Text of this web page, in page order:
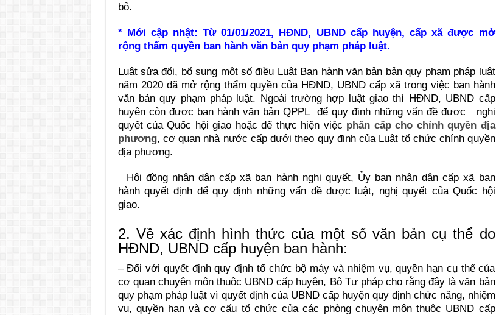
bỏ.
* Mới cập nhật: Từ 01/01/2021, HĐND, UBND cấp huyện, cấp xã được mở
rộng thẩm quyền ban hành văn bản quy phạm pháp luật.
Luật sửa đổi, bổ sung một số điều Luật Ban hành văn bản bản quy phạm pháp luật
năm 2020 đã mở rộng thẩm quyền của HĐND, UBND cấp xã trong việc ban hành
văn bản quy phạm pháp luật. Ngoài trường hợp luật giao thì HĐND, UBND cấp
huyện còn được ban hành văn bản QPPL
để quy định những vấn đề được nghị
quyết của Quốc hội giao hoặc để thực hiện việc phân cấp cho chính quyền địa
phương, cơ quan nhà nước cấp dưới theo quy định của Luật tổ chức chính quyền
địa phương.
Hội đồng nhân dân cấp xã ban hành nghị quyết, Ủy ban nhân dân cấp xã ban
hành quyết định để quy định những vấn đề được luật, nghị quyết của Quốc hội
giao.
2. Về xác định hình thức của một số văn bản cụ thể do
HĐND, UBND cấp huyện ban hành:
– Đối với quyết định quy định tổ chức bộ máy và nhiệm vụ, quyền hạn cụ thể của
cơ quan chuyên môn thuộc UBND cấp huyện, Bộ Tư pháp cho rằng đây là văn bản
quy phạm pháp luật vì quyết định của UBND cấp huyện quy định chức năng, nhiệm
vụ, quyền hạn và cơ cấu tổ chức của các phòng chuyên môn thuộc UBND cấp